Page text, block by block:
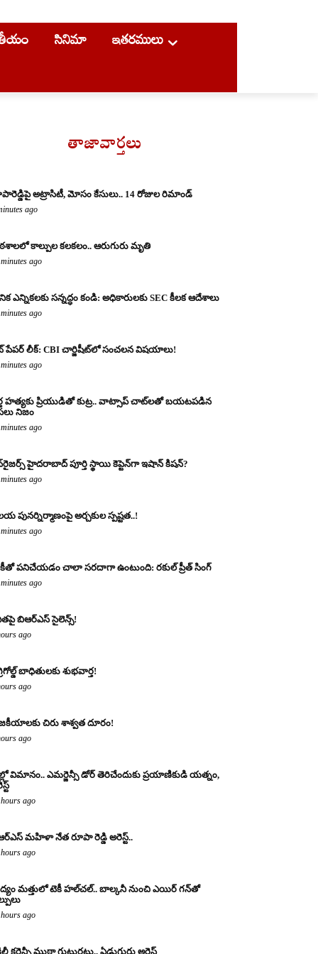
సినిమా ఇతరములు
తాజావార్తలు
అట్రాసిటీ, మోసం కేసులు.. 14 రోజుల రిమాండ్
ago
కాల్పుల కలకలం.. ఆరుగురు మృతి
ago
ఎన్నికలకు సన్నద్ధం కండి: అధికారులకు SEC కీలక ఆదేశాలు
ago
పేపర్ లీక్: CBI చార్జిషీట్‌లో సంచలన విషయాలు!
ago
హత్యకు ప్రియుడితో కుట్ర.. వాట్సాప్ చాట్‌లతో బయటపడిన
నిజం
ago
హైదరాబాద్ పూర్తి స్థాయి కెప్టెన్‌గా ఇషాన్ కిషన్?
ago
పునర్నిర్మాణంపై అర్చకుల స్పష్టత..!
ago
పనిచేయడం చాలా సరదాగా ఉంటుంది: రకుల్ ప్రీత్ సింగ్
ago
బిఆర్ఎస్ సైలెన్స్!
ago
బాధితులకు శుభవార్త!
ago
చిరు శాశ్వత దూరం!
ago
విమానం.. ఎమర్జెన్సీ డోర్ తెరిచేందుకు ప్రయాణికుడి యత్నం,
ago
మహిళా నేత రూపా రెడ్డి అరెస్ట్..
ago
మత్తులో టెకీ హల్‌చల్.. బాల్కనీ నుంచి ఎయిర్ గన్‌తో
ago
కరెన్సీ ముఠా గుట్టురట్టు.. ఏడుగురు అరెస్ట్